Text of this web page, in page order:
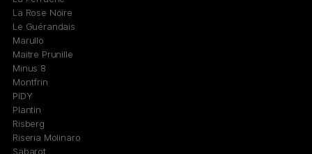
La Rose Noire
Le Guérandais
Marullo
Maitre Prunille
Minus 8
Montfrin
PIDY
Plantin
Risberg
Riseria Molinaro
Sabarot